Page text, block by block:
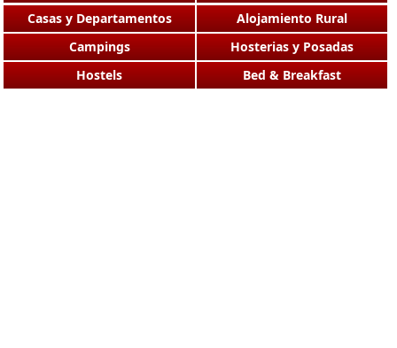
Casas y Departamentos
Alojamiento Rural
Campings
Hosterias y Posadas
Hostels
Bed & Breakfast